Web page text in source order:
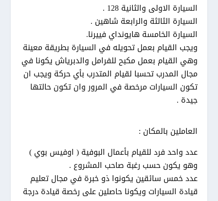
السيارة الاولى والثانية 128 .
السيارة الثالثة والرابعة شاهين .
السيارة الخامسة هايونداي فييرنا.
ويجب القيام بعمل تحويله في السيارة بطريقة معينة
وهي القيام بعمل مكبح للفرامل والدبرياش يكونا في
مجال المدرب تحسبا لقيام المتدرب بأي حركة ويجب ان
تكون السيارات مرخصة في المرور وان تكون حالتها
جيدة .
العاملين بالمكان :
عدد واحد فرد للقيام بأعمال البوفية ( اوفيس بوي )
وهو يكون حسب رغبة صاحب المشروع .
عدد خمس سائقين يكونوا ذو خبرة في مجال تعليم
قيادة السيارات ويكونا حاصلين على رخصة قيادة درجة